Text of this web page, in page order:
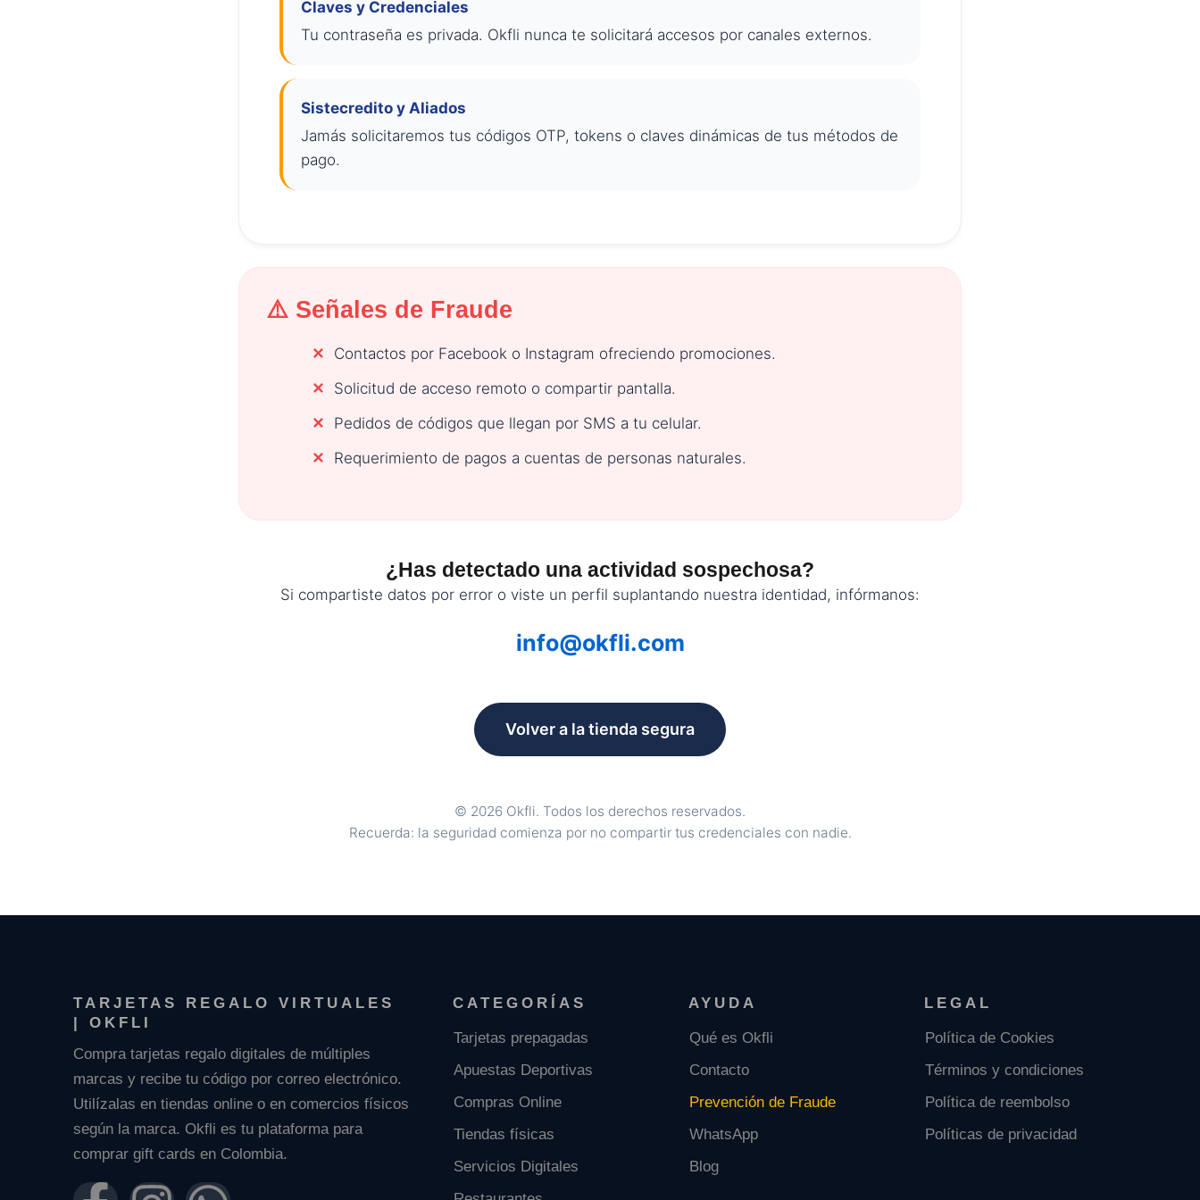
Claves y Credenciales
Tu contraseña es privada. Okfli nunca te solicitará accesos por canales externos.
Sistecredito y Aliados
Jamás solicitaremos tus códigos OTP, tokens o claves dinámicas de tus métodos de
pago.
⚠️ Señales de Fraude
Contactos por Facebook o Instagram ofreciendo promociones.
Solicitud de acceso remoto o compartir pantalla.
Pedidos de códigos que llegan por SMS a tu celular.
Requerimiento de pagos a cuentas de personas naturales.
¿Has detectado una actividad sospechosa?
Si compartiste datos por error o viste un perfil suplantando nuestra identidad, infórmanos:
info@okfli.com
Volver a la tienda segura
© 2026 Okfli. Todos los derechos reservados.
Recuerda: la seguridad comienza por no compartir tus credenciales con nadie.
TARJETAS REGALO VIRTUALES
| OKFLI
Compra tarjetas regalo digitales de múltiples
marcas y recibe tu código por correo electrónico.
Utilízalas en tiendas online o en comercios físicos
según la marca. Okfli es tu plataforma para
comprar gift cards en Colombia.
CATEGORÍAS
Tarjetas prepagadas
Apuestas Deportivas
Compras Online
Tiendas físicas
Servicios Digitales
AYUDA
Qué es Okfli
Contacto
Prevención de Fraude
WhatsApp
Blog
LEGAL
Política de Cookies
Términos y condiciones
Política de reembolso
Políticas de privacidad